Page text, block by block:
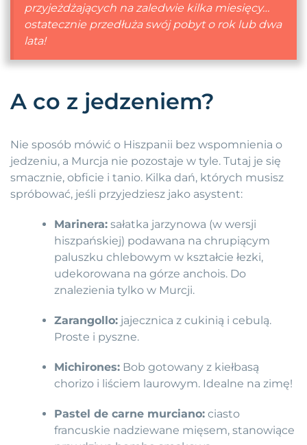
przyjeżdżających na zaledwie kilka miesięcy…
ostatecznie przedłuża swój pobyt o rok lub dwa
lata!
A co z jedzeniem?
Nie sposób mówić o Hiszpanii bez wspomnienia o
jedzeniu, a Murcja nie pozostaje w tyle. Tutaj je się
smacznie, obficie i tanio. Kilka dań, których musisz
spróbować, jeśli przyjedziesz jako asystent:
Marinera: sałatka jarzynowa (w wersji
hiszpańskiej) podawana na chrupiącym
paluszku chlebowym w kształcie łezki,
udekorowana na górze anchois. Do
znalezienia tylko w Murcji.
Zarangollo: jajecznica z cukinią i cebulą.
Proste i pyszne.
Michirones: Bob gotowany z kiełbasą
chorizo i liściem laurowym. Idealne na zimę!
Pastel de carne murciano: ciasto
francuskie nadziewane mięsem, stanowiące